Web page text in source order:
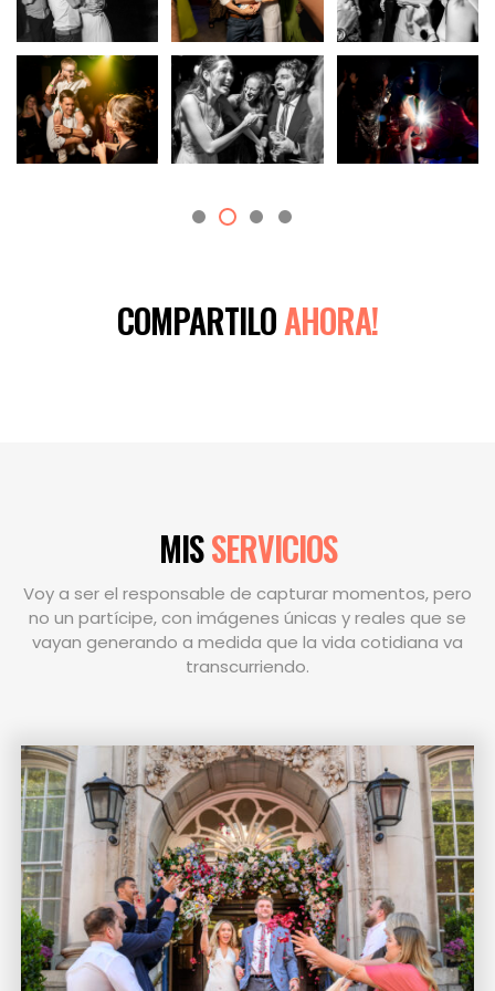
COMPARTILOAHORA!
MISSERVICIOS
Voy a ser el responsable de capturar momentos, pero
no un partícipe, con imágenes únicas y reales que se
vayan generando a medida que la vida cotidiana va
transcurriendo.